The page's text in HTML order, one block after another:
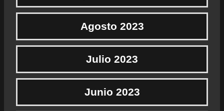
Agosto 2023
Julio 2023
Junio 2023